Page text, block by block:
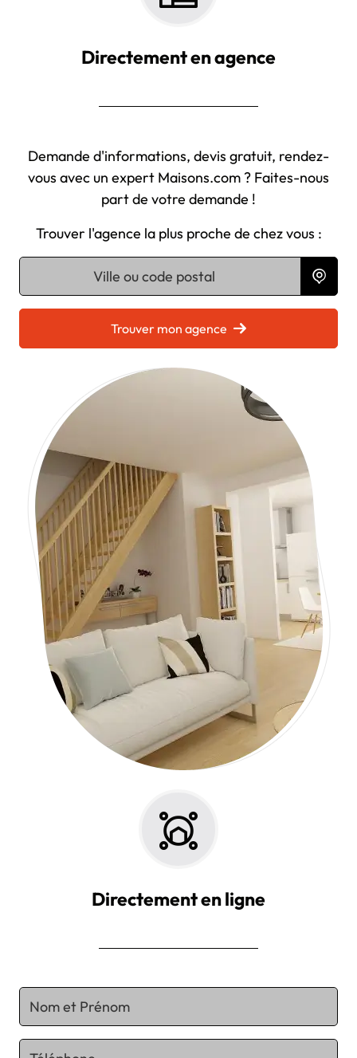
Directement en agence
Demande d'informations, devis gratuit, rendez-
vous avec un expert Maisons.com ? Faites-nous
part de votre demande !
Trouver l'agence la plus proche de chez vous :
Chargement...
Trouver mon agence
Directement en ligne